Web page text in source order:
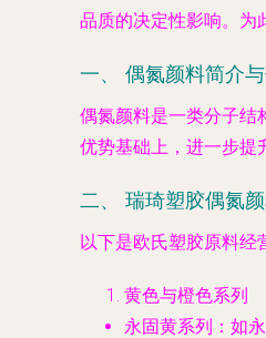
品质的决定性影响。为
一、 偶氮颜料简介
偶氮颜料是一类分子结
优势基础上，进一步提
二、 瑞琦塑胶偶氮
以下是欧氏塑胶原料经
黄色与橙色系列
永固黄系列 ：如